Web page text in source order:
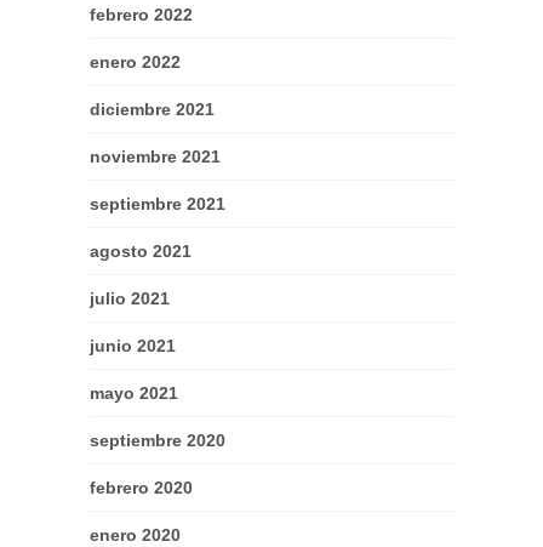
febrero 2022
enero 2022
diciembre 2021
noviembre 2021
septiembre 2021
agosto 2021
julio 2021
junio 2021
mayo 2021
septiembre 2020
febrero 2020
enero 2020